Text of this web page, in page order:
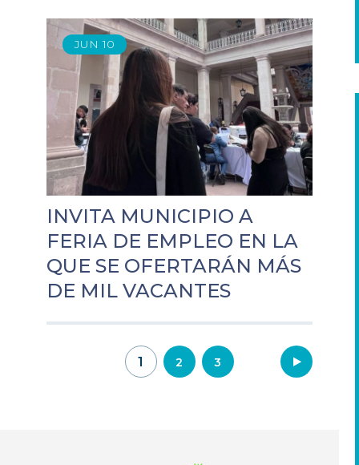
JUN 10
INVITA MUNICIPIO A
FERIA DE EMPLEO EN LA
QUE SE OFERTARÁN MÁS
DE MIL VACANTES
Navegación
1 2 3